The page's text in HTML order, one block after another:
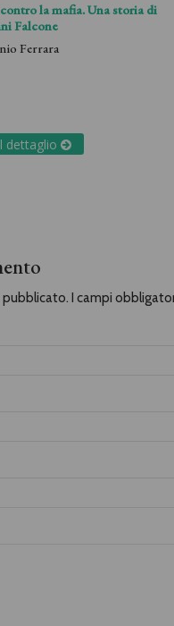
la mafia. Una storia di
Falcone
Ferrara
dettaglio
pubblicato. I campi